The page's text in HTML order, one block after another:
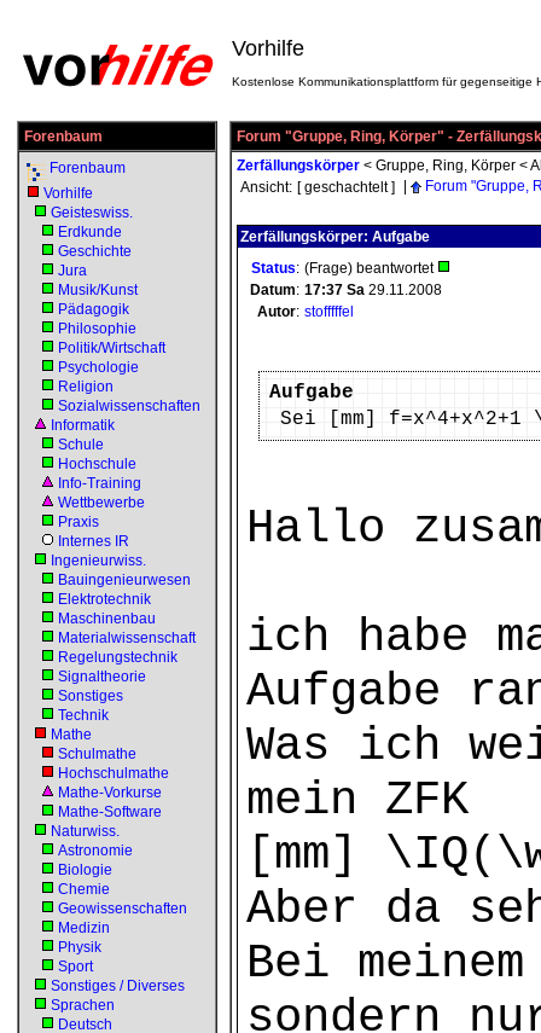
Vorhilfe
Kostenlose Kommunikationsplattform für gegenseitige
Forenbaum
Forenbaum
Vorhilfe
Geisteswiss.
Erdkunde
Geschichte
Jura
Musik/Kunst
Pädagogik
Philosophie
Politik/Wirtschaft
Psychologie
Religion
Sozialwissenschaften
Informatik
Schule
Hochschule
Info-Training
Wettbewerbe
Praxis
Internes IR
Ingenieurwiss.
Bauingenieurwesen
Elektrotechnik
Maschinenbau
Materialwissenschaft
Regelungstechnik
Signaltheorie
Sonstiges
Technik
Mathe
Schulmathe
Hochschulmathe
Mathe-Vorkurse
Mathe-Software
Naturwiss.
Astronomie
Biologie
Chemie
Geowissenschaften
Medizin
Physik
Sport
Sonstiges / Diverses
Sprachen
Deutsch
Forum "Gruppe, Ring, Körper" -
Zerfällungskörper < Gruppe, Ring, Körper <
Ansicht: [ geschachtelt ] Forum "Gruppe,
Zerfällungskörper: Aufgabe
Status: (Frage) beantwortet
Datum: 17:37 Sa 29.11.2008
Autor: stofffffel
Aufgabe
Sei [mm]
Hallo
ich habe
Aufgabe
Was ich
mein ZFK
[mm]
Aber da
Bei
sondern